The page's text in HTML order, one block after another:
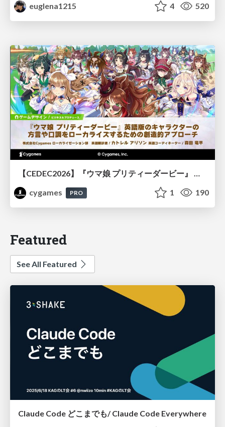
euglena1215
4 520
【CEDEC2026】『ウマ娘 プリティーダービー』 英語版のキャラクターの方言や口調をローカライズするための創造的アプローチ
cygames
PRO 1 190
Featured
See All Featured
Claude Code どこまでも/ Claude Code Everywhere